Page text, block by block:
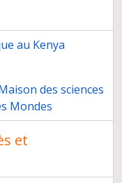
au Kenya
des sciences
Mondes
et